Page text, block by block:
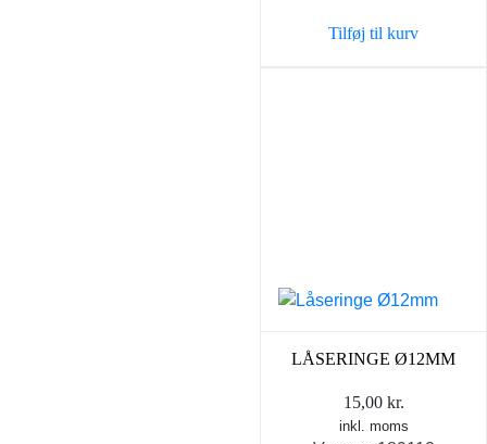
Tilføj til kurv
LÅSERINGE Ø12MM
15,00 kr.
inkl. moms